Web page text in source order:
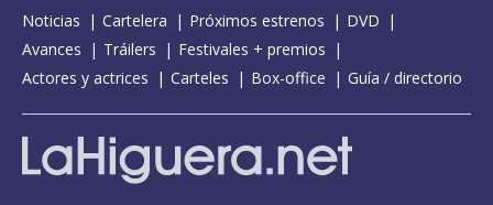
Noticias Cartelera Próximos estrenos
DVD
Avances
Tráilers
Festivales + premios
Actores y actrices
Carteles Box-office Guía / directorio